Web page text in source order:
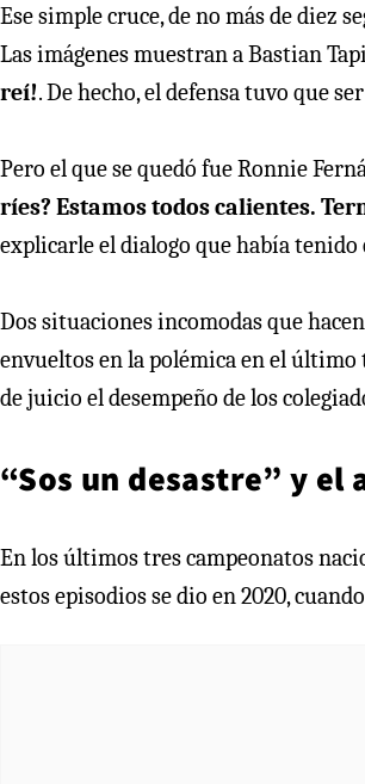
Ese simple cruce, de no más de diez
Las imágenes muestran a Bastian
reí!. De hecho, el defensa tuvo que
Pero el que se quedó fue Ronnie
ríes? Estamos todos calientes.
explicarle el dialogo que había tenido
Dos situaciones incomodas que
envueltos en la polémica en el
de juicio el desempeño de los
“Sos un desastre” y el
En los últimos tres campeonatos
estos episodios se dio en 2020,